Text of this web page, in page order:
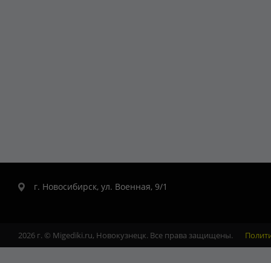
г. Новосибирск, ул. Военная, 9/1
2026 г. © Migediki.ru, Новокузнецк. Все права защищены.